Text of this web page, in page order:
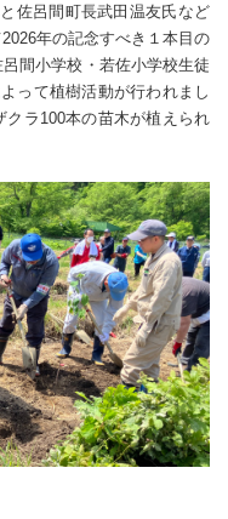
佐呂間町長武田温友氏など
年の記念すべき１本目の
間小学校・若佐小学校生徒
って植樹活動が行われまし
クラ100本の苗木が植えられ